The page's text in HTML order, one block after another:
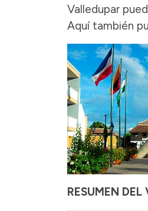
Valledupar
Aquí también
RESUMEN